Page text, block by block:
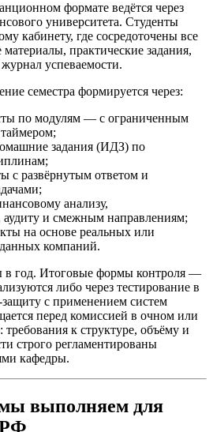
формате ведётся через
университета. Студенты
кабинету, где сосредоточены все
практические задания,
успеваемости.
семестра формируется через:
по модулям — с ограниченным
задания (ИДЗ) по
с развёрнутым ответом и
анализу,
и смежным направлениям;
на основе реальных или
компаний.
в год. Итоговые формы контроля —
либо через тестирование в
с применением систем
перед комиссией в очном или
к структуре, объёму и
строго регламентированы
кафедры.
выполняем для